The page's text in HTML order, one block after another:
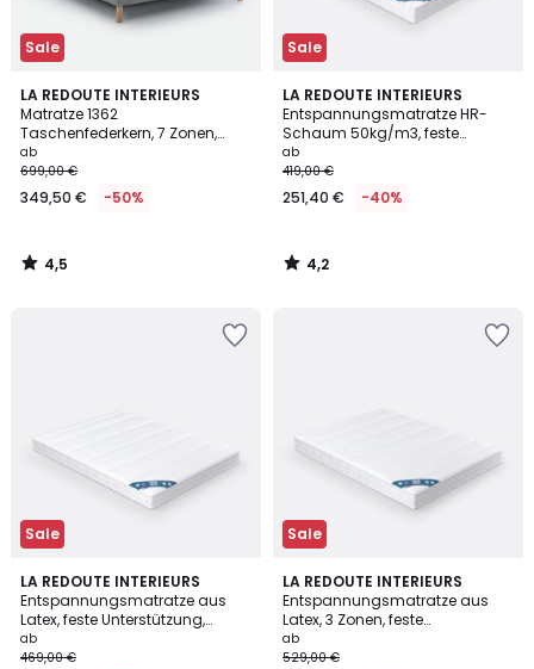
Sale
LA REDOUTE INTERIEURS
Matratze 1362
Taschenfederkern, 7 Zonen,
feste Unterstützung,
umhüllender Liegekomfort
ab
699,00 €
349,50 € -50%
4,5
/ 5
4,5
/
Sale
LA REDOUTE INTERIEURS
Entspannungsmatratze HR-
Schaum 50kg/m3, feste
Unterstützung, Form-Memory-
Aufnahme
ab
419,00 €
251,40 € -40%
4,2
/ 5
4,2
/
Sale
LA REDOUTE INTERIEURS
Entspannungsmatratze aus
Latex, feste Unterstützung,
weiche Aufnahme
ab
469,00 €
4,1
/ 5
Sale
LA REDOUTE INTERIEURS
Entspannungsmatratze aus
Latex, 3 Zonen, feste
Unterstützung, weiche
Aufnahme
ab
529,00 €
3,9
/ 5